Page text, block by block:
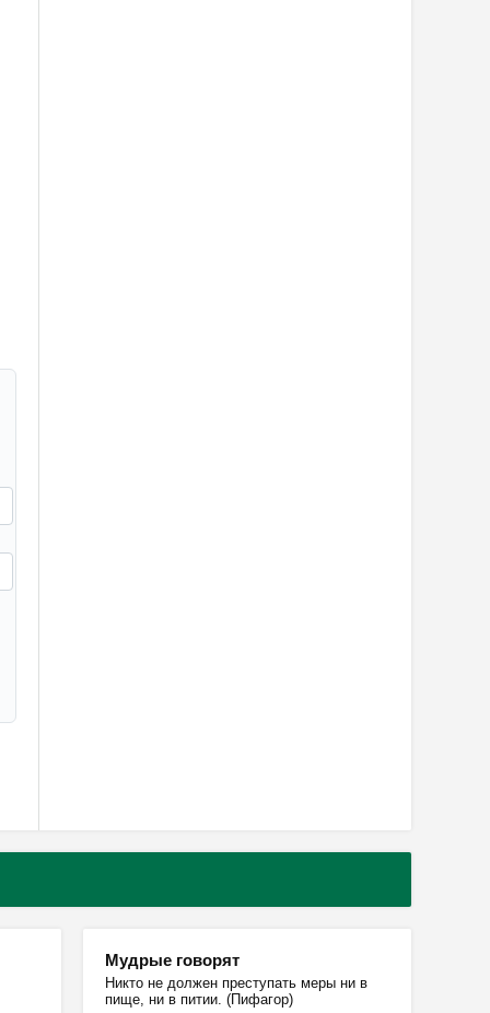
Мудрые говорят
Никто не должен преступать меры ни в
пище, ни в питии. (Пифагор)